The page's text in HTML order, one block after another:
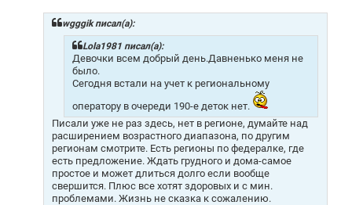
wgggik писал(а):
Lola1981 писал(а):
Девочки всем добрый день.Давненько меня не
было.
Сегодня встали на учет к региональному
оператору в очереди 190-е деток нет.
Писали уже не раз здесь, нет в регионе, думайте над
расширением возрастного диапазона, по другим
регионам смотрите. Есть регионы по федералке, где
есть предложение. Ждать грудного и дома-самое
простое и может длиться долго если вообще
свершится. Плюс все хотят здоровых и с мин.
проблемами. Жизнь не сказка к сожалению.